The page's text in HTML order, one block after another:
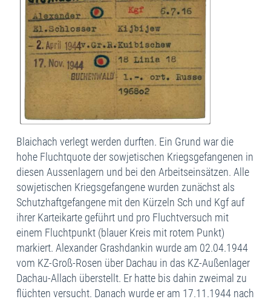
Blaichach verlegt werden durften. Ein Grund war die
hohe Fluchtquote der sowjetischen Kriegsgefangenen in
diesen Aussenlagern und bei den Arbeitseinsätzen. Alle
sowjetischen Kriegsgefangene wurden zunächst als
Schutzhaftgefangene mit den Kürzeln Sch und Kgf auf
ihrer Karteikarte geführt und pro Fluchtversuch mit
einem Fluchtpunkt (blauer Kreis mit rotem Punkt)
markiert. Alexander Grashdankin wurde am 02.04.1944
vom KZ-Groß-Rosen über Dachau in das KZ-Außenlager
Dachau-Allach überstellt. Er hatte bis dahin zweimal zu
flüchten versucht. Danach wurde er am 17.11.1944 nach